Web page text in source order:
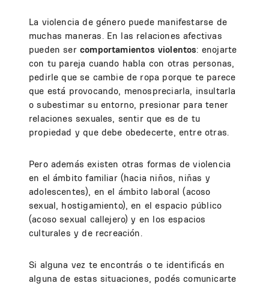
La violencia de género puede manifestarse de
muchas maneras. En las relaciones afectivas
pueden ser comportamientos violentos: enojarte
con tu pareja cuando habla con otras personas,
pedirle que se cambie de ropa porque te parece
que está provocando, menospreciarla, insultarla
o subestimar su entorno, presionar para tener
relaciones sexuales, sentir que es de tu
propiedad y que debe obedecerte, entre otras.
Pero además existen otras formas de violencia
en el ámbito familiar (hacia niños, niñas y
adolescentes), en el ámbito laboral (acoso
sexual, hostigamiento), en el espacio público
(acoso sexual callejero) y en los espacios
culturales y de recreación.
Si alguna vez te encontrás o te identificás en
alguna de estas situaciones, podés comunicarte